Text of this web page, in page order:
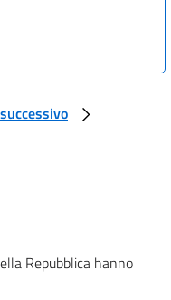
Repubblica hanno